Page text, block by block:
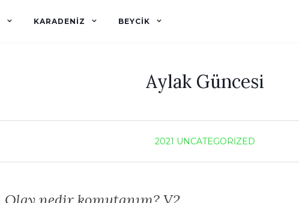
KARADENIZ BEYCIK
Aylak Güncesi
2021 UNCATEGORIZED